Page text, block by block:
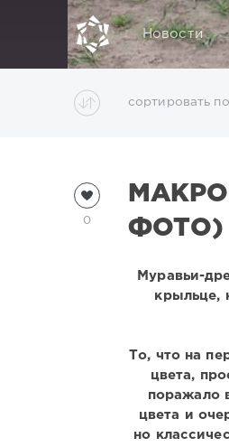
Новости
сортировать по
ФОТО)
0
Муравьи-
крыльце,
То, что на
цвета,
поражало
цвета и
но